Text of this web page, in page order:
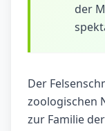
der
Der
zoologischen
zur Familie